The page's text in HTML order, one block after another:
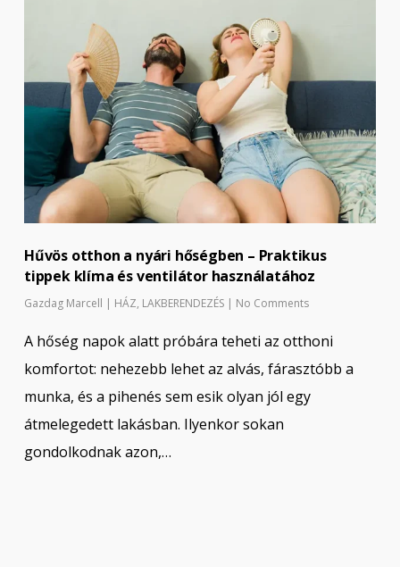
Hűvös otthon a nyári hőségben – Praktikus
tippek klíma és ventilátor használatához
Gazdag Marcell | HÁZ, LAKBERENDEZÉS | No Comments
A hőség napok alatt próbára teheti az otthoni
komfortot: nehezebb lehet az alvás, fárasztóbb a
munka, és a pihenés sem esik olyan jól egy
átmelegedett lakásban. Ilyenkor sokan
gondolkodnak azon,…